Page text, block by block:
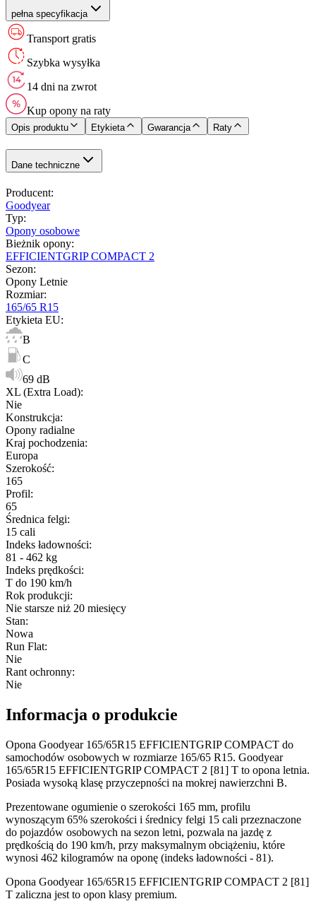
pełna specyfikacja
Transport gratis
Szybka wysyłka
14 dni na zwrot
Kup opony na raty
Opis produktu Etykieta Gwarancja Raty
Dane techniczne
Producent:
Goodyear
Typ:
Opony osobowe
Bieżnik opony:
EFFICIENTGRIP COMPACT 2
Sezon:
Opony Letnie
Rozmiar:
165/65 R15
Etykieta EU:
B
C
69 dB
XL (Extra Load):
Nie
Konstrukcja:
Opony radialne
Kraj pochodzenia:
Europa
Szerokość:
165
Profil:
65
Średnica felgi:
15 cali
Indeks ładowności:
81 - 462 kg
Indeks prędkości:
T do 190 km/h
Rok produkcji:
Nie starsze niż 20 miesięcy
Stan:
Nowa
Run Flat:
Nie
Rant ochronny:
Nie
Informacja o produkcie
Opona Goodyear 165/65R15 EFFICIENTGRIP COMPACT do
samochodów osobowych w rozmiarze 165/65 R15. Goodyear
165/65R15 EFFICIENTGRIP COMPACT 2 [81] T to opona letnia.
Posiada wysoką klasę przyczepności na mokrej nawierzchni B.
Prezentowane ogumienie o szerokości 165 mm, profilu
wynoszącym 65% szerokości i średnicy felgi 15 cali przeznaczone
do pojazdów osobowych na sezon letni, pozwala na jazdę z
prędkością do 190 km/h, przy maksymalnym obciążeniu, które
wynosi 462 kilogramów na oponę (indeks ładowności - 81).
Opona Goodyear 165/65R15 EFFICIENTGRIP COMPACT 2 [81]
T zaliczna jest to opon klasy premium.